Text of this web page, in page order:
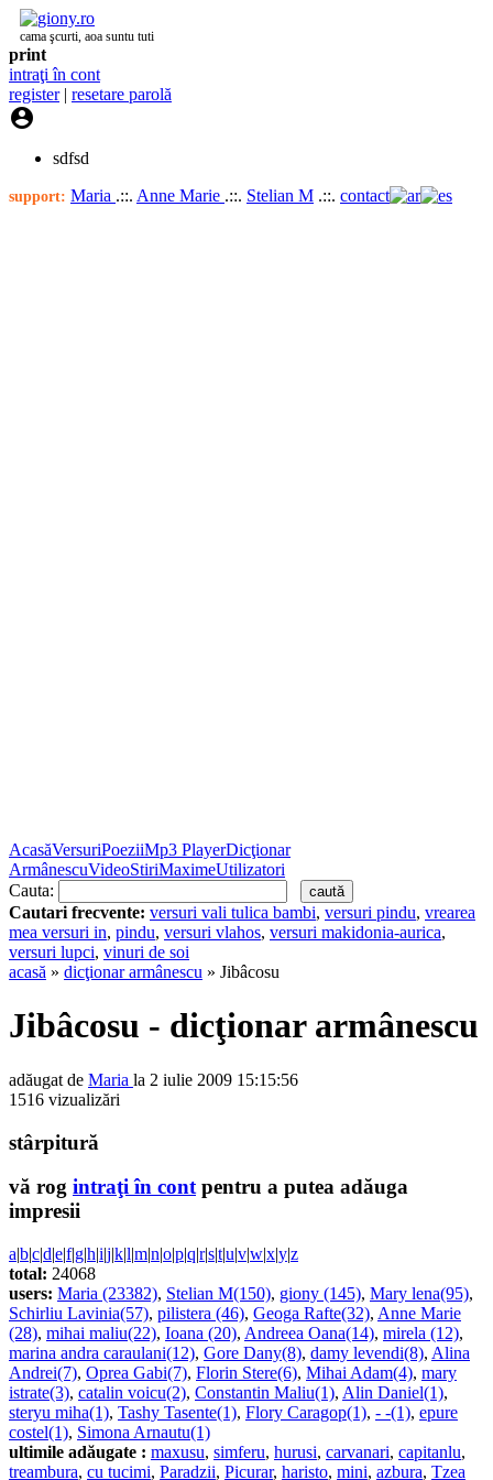
cama şcurti, aoa suntu tuti
print
intraţi în cont
register| resetare parolă

sdfsd
support: Maria .::. Anne Marie .::. Stelian M .::. contact
AcasăVersuriPoeziiMp3 PlayerDicţionar
ArmânescuVideoStiriMaximeUtilizatori
Cauta:
Cautari frecvente: versuri vali tulica bambi, versuri pindu, vrearea
mea versuri in, pindu, versuri vlahos, versuri makidonia-aurica,
versuri lupci, vinuri de soi
acasă » dicţionar armânescu » Jibâcosu
Jibâcosu - dicţionar armânescu
adăugat de Maria la 2 iulie 2009 15:15:56
1516 vizualizări
stârpitură
vă rog intraţi în contpentru a putea adăuga
impresii
a|b|c|d|e|f|g|h|i|j|k|l|m|n|o|p|q|r|s|t|u|v|w|x|y|z
total: 24068
users: Maria (23382), Stelian M(150), giony (145), Mary lena(95),
Schirliu Lavinia(57), pilistera (46), Geoga Rafte(32), Anne Marie
(28), mihai maliu(22), Ioana (20), Andreea Oana(14), mirela (12),
marina andra caraulani(12), Gore Dany(8), damy levendi(8), Alina
Andrei(7), Oprea Gabi(7), Florin Stere(6), Mihai Adam(4), mary
istrate(3), catalin voicu(2), Constantin Maliu(1), Alin Daniel(1),
steryu miha(1), Tashy Tasente(1), Flory Caragop(1), - -(1), epure
costel(1), Simona Arnautu(1)
ultimile adăugate : maxusu, simferu, hurusi, carvanari, capitanlu,
treambura, cu tucimi, Paradzii, Picurar, haristo, mini, azbura, Tzea